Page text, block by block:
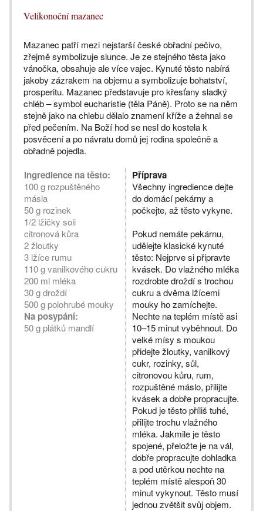
Velikonoční mazanec
Mazanec patří mezi nejstarší české obřadní pečivo,
zřejmě symbolizuje slunce. Je ze stejného těsta jako
vánočka, obsahuje ale více vajec. Kynuté těsto nabírá
jakoby zázrakem na objemu a symbolizuje bohatství,
prosperitu. Mazanec představuje pro křesťany sladký
chléb – symbol eucharistie (těla Páně). Proto se na něm
stejně jako na chlebu dělalo znamení kříže a žehnal se
před pečením. Na Boží hod se nesl do kostela k
posvěcení a po návratu domů jej rodina společně a
obřadně pojedla.
Ingredience na těsto:
100 g rozpuštěného
másla
50 g rozinek
1/2 lžičky soli
citronová kůra
2 žloutky
3 lžíce rumu
110 g vanilkového cukru
200 ml mléka
30 g droždí
500 g polohrubé mouky
Na posypání:
50 g plátků mandlí
Příprava
Všechny ingredience dejte
do domácí pekárny a
počkejte, až těsto vykyne.
Pokud nemáte pekárnu,
udělejte klasické kynuté
těsto: Nejprve si připravte
kvásek. Do vlažného mléka
rozdrobte droždí s trochou
cukru a dvěma lžícemi
mouky ho zamíchejte.
Nechte na teplém místě asi
10–15 minut vyběhnout. Do
velké mísy s moukou
přidejte žloutky, vanilkový
cukr, rozinky, sůl,
citronovou kůru, rum,
rozpuštěné máslo, přilijte
kvásek a dobře propracujte.
Pokud je těsto příliš tuhé,
přilijte trochu vlažného
mléka. Jakmile je těsto
spojené, přeložte je na vál,
dobře propracujte dohladka
a pod utěrkou nechte na
teplém místě alespoň 30
minut vykynout. Těsto musí
jednou zvětšit svůj objem.